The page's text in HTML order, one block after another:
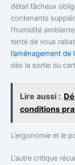
détail fâcheux
contenants
l’humidité
tenté de vous
l’aménagement de
dès la sortie du
Lire aussi :
conditions
L’ergonomie et le
L’autre critique